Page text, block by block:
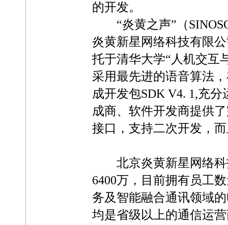
的开发。
“炎黄之声”（
炎黄新星网络科技有限
托于清华大学“人机交互
采用最先进的语音算法
成开发包SDK V4. 1,充
成商、软件开发商提供
接口，支持二次开发，
北京炎黄新星网络科
6400万，目前拥有员工
务及智能融合通讯领域
均是省级以上的通信运